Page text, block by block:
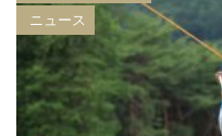
ニュース